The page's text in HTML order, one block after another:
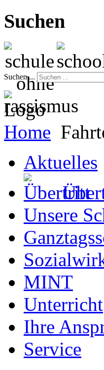
Suchen
Suchen ...
Home
Aktuelles
Unsere
MINT
Unterricht
Ihre
Service